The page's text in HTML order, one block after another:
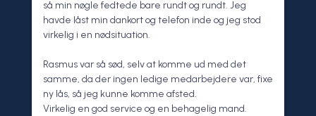
så min nøgle fedtede bare rundt og rundt. Jeg
havde låst min dankort og telefon inde og jeg stod
virkelig i en nødsituation.
Rasmus var så sød, selv at komme ud med det
samme, da der ingen ledige medarbejdere var, fixe
ny lås, så jeg kunne komme afsted.
Virkelig en god service og en behagelig mand.